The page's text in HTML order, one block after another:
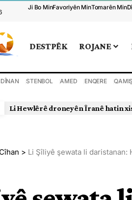
Ji Bo MinFavoriyên MinTomarên Min
DESTPÊK ROJANE
STENBOL AMED ENQERE
Li Hewlêrê droneyên Îranê hatin
Cîhan > Li Şîliyê şewata li daristanan: